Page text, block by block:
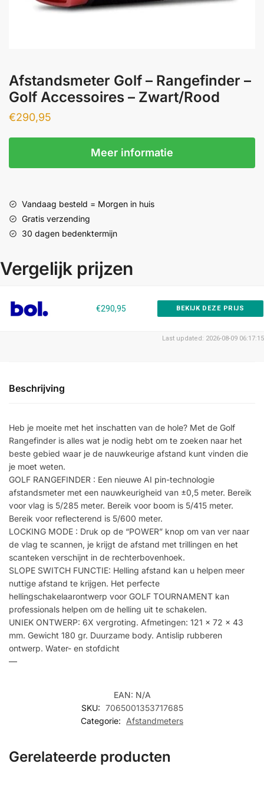
Afstandsmeter Golf – Rangefinder –
Golf Accessoires – Zwart/Rood
€290,95
Meer informatie
Vandaag besteld = Morgen in huis
Gratis verzending
30 dagen bedenktermijn
Vergelijk prijzen
€290,95 BEKIJK DEZE PRIJS
Last updated: 2026-08-09 06:17:15
Beschrijving
Heb je moeite met het inschatten van de hole? Met de Golf
Rangefinder is alles wat je nodig hebt om te zoeken naar het
beste gebied waar je de nauwkeurige afstand kunt vinden die
je moet weten.
GOLF RANGEFINDER : Een nieuwe AI pin-technologie
afstandsmeter met een nauwkeurigheid van ±0,5 meter. Bereik
voor vlag is 5/285 meter. Bereik voor boom is 5/415 meter.
Bereik voor reflecterend is 5/600 meter.
LOCKING MODE : Druk op de “POWER” knop om van ver naar
de vlag te scannen, je krijgt de afstand met trillingen en het
scanteken verschijnt in de rechterbovenhoek.
SLOPE SWITCH FUNCTIE: Helling afstand kan u helpen meer
nuttige afstand te krijgen. Het perfecte
hellingschakelaarontwerp voor GOLF TOURNAMENT kan
professionals helpen om de helling uit te schakelen.
UNIEK ONTWERP: 6X vergroting. Afmetingen: 121 x 72 x 43
mm. Gewicht 180 gr. Duurzame body. Antislip rubberen
ontwerp. Water- en stofdicht
—
EAN: N/A
SKU: 7065001353717685
Categorie:
Afstandmeters
Gerelateerde producten